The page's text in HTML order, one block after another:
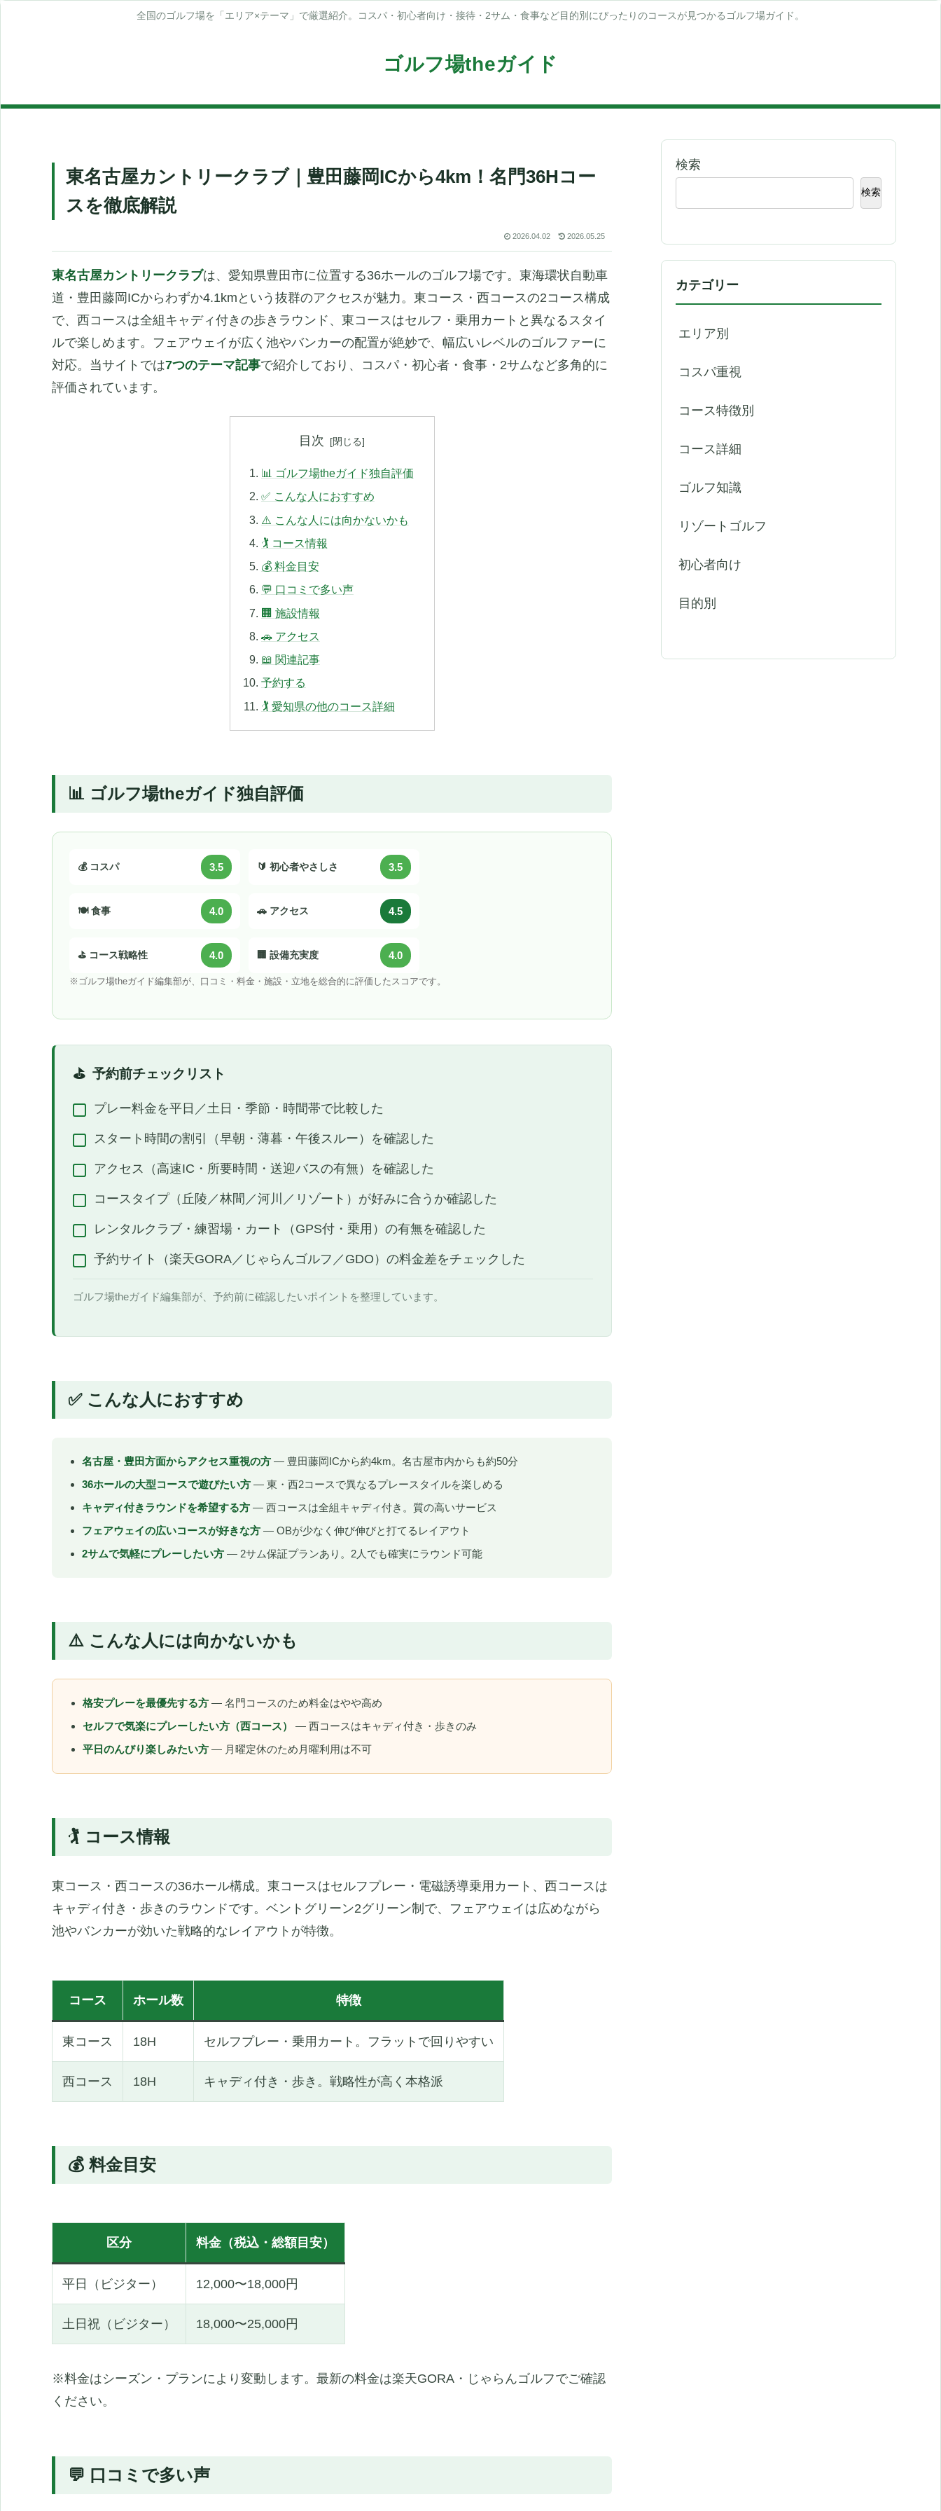
全国のゴルフ場を「エリア×テーマ」で厳選紹介。コスパ・初心者向け・接待・2サム・食事など目的別にぴったりのコースが見つかるゴルフ場ガイド。
ゴルフ場theガイド
東名古屋カントリークラブ｜豊田藤岡ICから4km！名門36Hコー
スを徹底解説
2026.04.02 2026.05.25
東名古屋カントリークラブは、愛知県豊田市に位置する36ホールのゴルフ場です。東海環状自動車
道・豊田藤岡ICからわずか4.1kmという抜群のアクセスが魅力。東コース・西コースの2コース構成
で、西コースは全組キャディ付きの歩きラウンド、東コースはセルフ・乗用カートと異なるスタイ
ルで楽しめます。フェアウェイが広く池やバンカーの配置が絶妙で、幅広いレベルのゴルファーに
対応。当サイトでは7つのテーマ記事で紹介しており、コスパ・初心者・食事・2サムなど多角的に
評価されています。
目次
📊 ゴルフ場theガイド独自評価
✅ こんな人におすすめ
⚠️ こんな人には向かないかも
🏌️ コース情報
💰 料金目安
💬 口コミで多い声
🏢 施設情報
🚗 アクセス
📖 関連記事
予約する
🏌️ 愛知県の他のコース詳細
📊 ゴルフ場theガイド独自評価
💰 コスパ 3.5 🔰 初心者やさしさ 3.5
🍽️ 食事 4.0 🚗 アクセス 4.5
⛳ コース戦略性 4.0 🏢 設備充実度 4.0
※ゴルフ場theガイド編集部が、口コミ・料金・施設・立地を総合的に評価したスコアです。
予約前チェックリスト
プレー料金を平日／土日・季節・時間帯で比較した
スタート時間の割引（早朝・薄暮・午後スルー）を確認した
アクセス（高速IC・所要時間・送迎バスの有無）を確認した
コースタイプ（丘陵／林間／河川／リゾート）が好みに合うか確認した
レンタルクラブ・練習場・カート（GPS付・乗用）の有無を確認した
予約サイト（楽天GORA／じゃらんゴルフ／GDO）の料金差をチェックした
ゴルフ場theガイド編集部が、予約前に確認したいポイントを整理しています。
✅ こんな人におすすめ
名古屋・豊田方面からアクセス重視の方 — 豊田藤岡ICから約4km。名古屋市内からも約50分
36ホールの大型コースで遊びたい方 — 東・西2コースで異なるプレースタイルを楽しめる
キャディ付きラウンドを希望する方 — 西コースは全組キャディ付き。質の高いサービス
フェアウェイの広いコースが好きな方 — OBが少なく伸び伸びと打てるレイアウト
2サムで気軽にプレーしたい方 — 2サム保証プランあり。2人でも確実にラウンド可能
⚠️ こんな人には向かないかも
格安プレーを最優先する方 — 名門コースのため料金はやや高め
セルフで気楽にプレーしたい方（西コース）
— 西コースはキャディ付き・歩きのみ
平日のんびり楽しみたい方 — 月曜定休のため月曜利用は不可
🏌️ コース情報
東コース・西コースの36ホール構成。東コースはセルフプレー・電磁誘導乗用カート、西コースは
キャディ付き・歩きのラウンドです。ベントグリーン2グリーン制で、フェアウェイは広めながら
池やバンカーが効いた戦略的なレイアウトが特徴。
コース ホール数 特徴
東コース 18H セルフプレー・乗用カート。フラットで回りやすい
西コース 18H キャディ付き・歩き。戦略性が高く本格派
💰 料金目安
区分 料金（税込・総額目安）
平日（ビジター） 12,000〜18,000円
土日祝（ビジター） 18,000〜25,000円
※料金はシーズン・プランにより変動します。最新の料金は楽天GORA・じゃらんゴルフでご確認
ください。
💬 口コミで多い声
検索
検索
カテゴリー
エリア別
コスパ重視
コース特徴別
コース詳細
ゴルフ知識
リゾートゴルフ
初心者向け
目的別